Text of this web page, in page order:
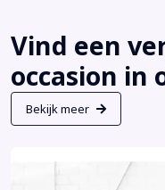
Vind een
occasion in
Bekijk meer